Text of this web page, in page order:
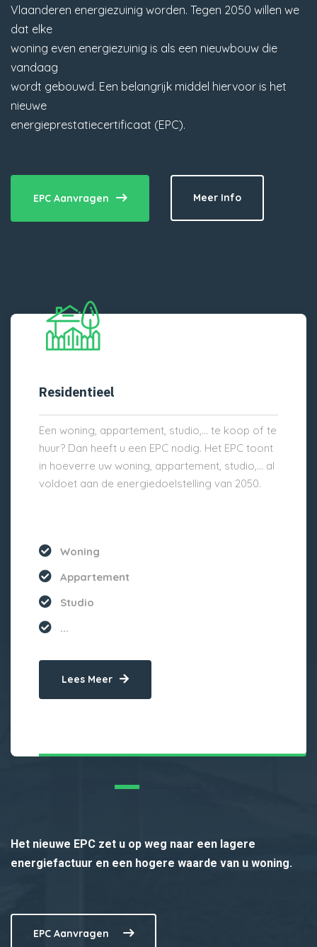
Vlaanderen energiezuinig worden. Tegen 2050 willen we
dat elke
woning even energiezuinig is als een nieuwbouw die
vandaag
wordt gebouwd. Een belangrijk middel hiervoor is het
nieuwe
energieprestatiecertificaat (EPC).
EPC Aanvragen Meer Info
Residentieel
Een woning, appartement, studio,… te koop of te
huur? Dan heeft u een EPC nodig. Het EPC toont
in hoeverre uw woning, appartement, studio,… al
voldoet aan de energiedoelstelling van 2050.
Woning
Appartement
Studio
...
Lees Meer
Het nieuwe EPC zet u op weg naar een lagere
energiefactuur en een hogere waarde van u woning.
EPC Aanvragen